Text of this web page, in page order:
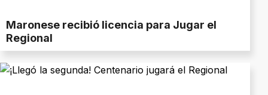
Maronese recibió licencia para Jugar el
Regional